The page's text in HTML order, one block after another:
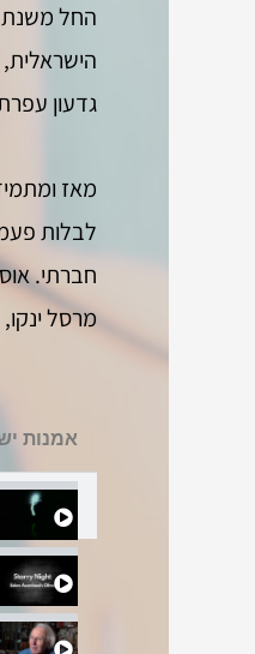
גדעון
מאז
לבלות
מרסל
אמנות